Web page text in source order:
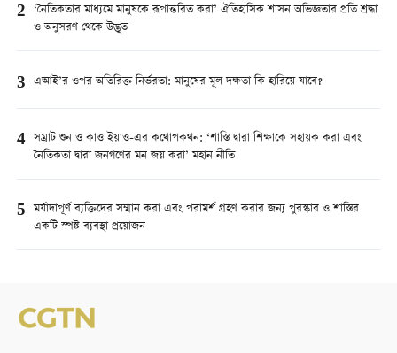
2 ‘নৈতিকতার মাধ্যমে মানুষকে রূপান্তরিত করা’ ঐতিহাসিক শাসন অভিজ্ঞতার প্রতি শ্রদ্ধা
ও অনুসরণ থেকে উদ্ভূত
3 এআই’র ওপর অতিরিক্ত নির্ভরতা: মানুষের মূল দক্ষতা কি হারিয়ে যাবে?
4 সম্রাট শুন ও কাও ইয়াও-এর কথোপকথন: ‘শাস্তি দ্বারা শিক্ষাকে সহায়ক করা এবং
নৈতিকতা দ্বারা জনগণের মন জয় করা’ মহান নীতি
5 মর্যাদাপূর্ণ ব্যক্তিদের সম্মান করা এবং পরামর্শ গ্রহণ করার জন্য পুরস্কার ও শাস্তির
একটি স্পষ্ট ব্যবস্থা প্রয়োজন